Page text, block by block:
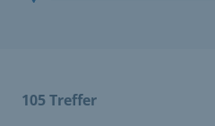
105 Treffer